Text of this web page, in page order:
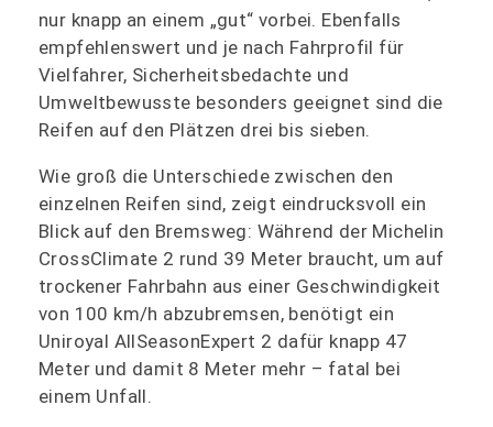
nur knapp an einem „gut“ vorbei. Ebenfalls
empfehlenswert und je nach Fahrprofil für
Vielfahrer, Sicherheitsbedachte und
Umweltbewusste besonders geeignet sind die
Reifen auf den Plätzen drei bis sieben.
Wie groß die Unterschiede zwischen den
einzelnen Reifen sind, zeigt eindrucksvoll ein
Blick auf den Bremsweg: Während der Michelin
CrossClimate 2 rund 39 Meter braucht, um auf
trockener Fahrbahn aus einer Geschwindigkeit
von 100 km/h abzubremsen, benötigt ein
Uniroyal AllSeasonExpert 2 dafür knapp 47
Meter und damit 8 Meter mehr – fatal bei
einem Unfall.